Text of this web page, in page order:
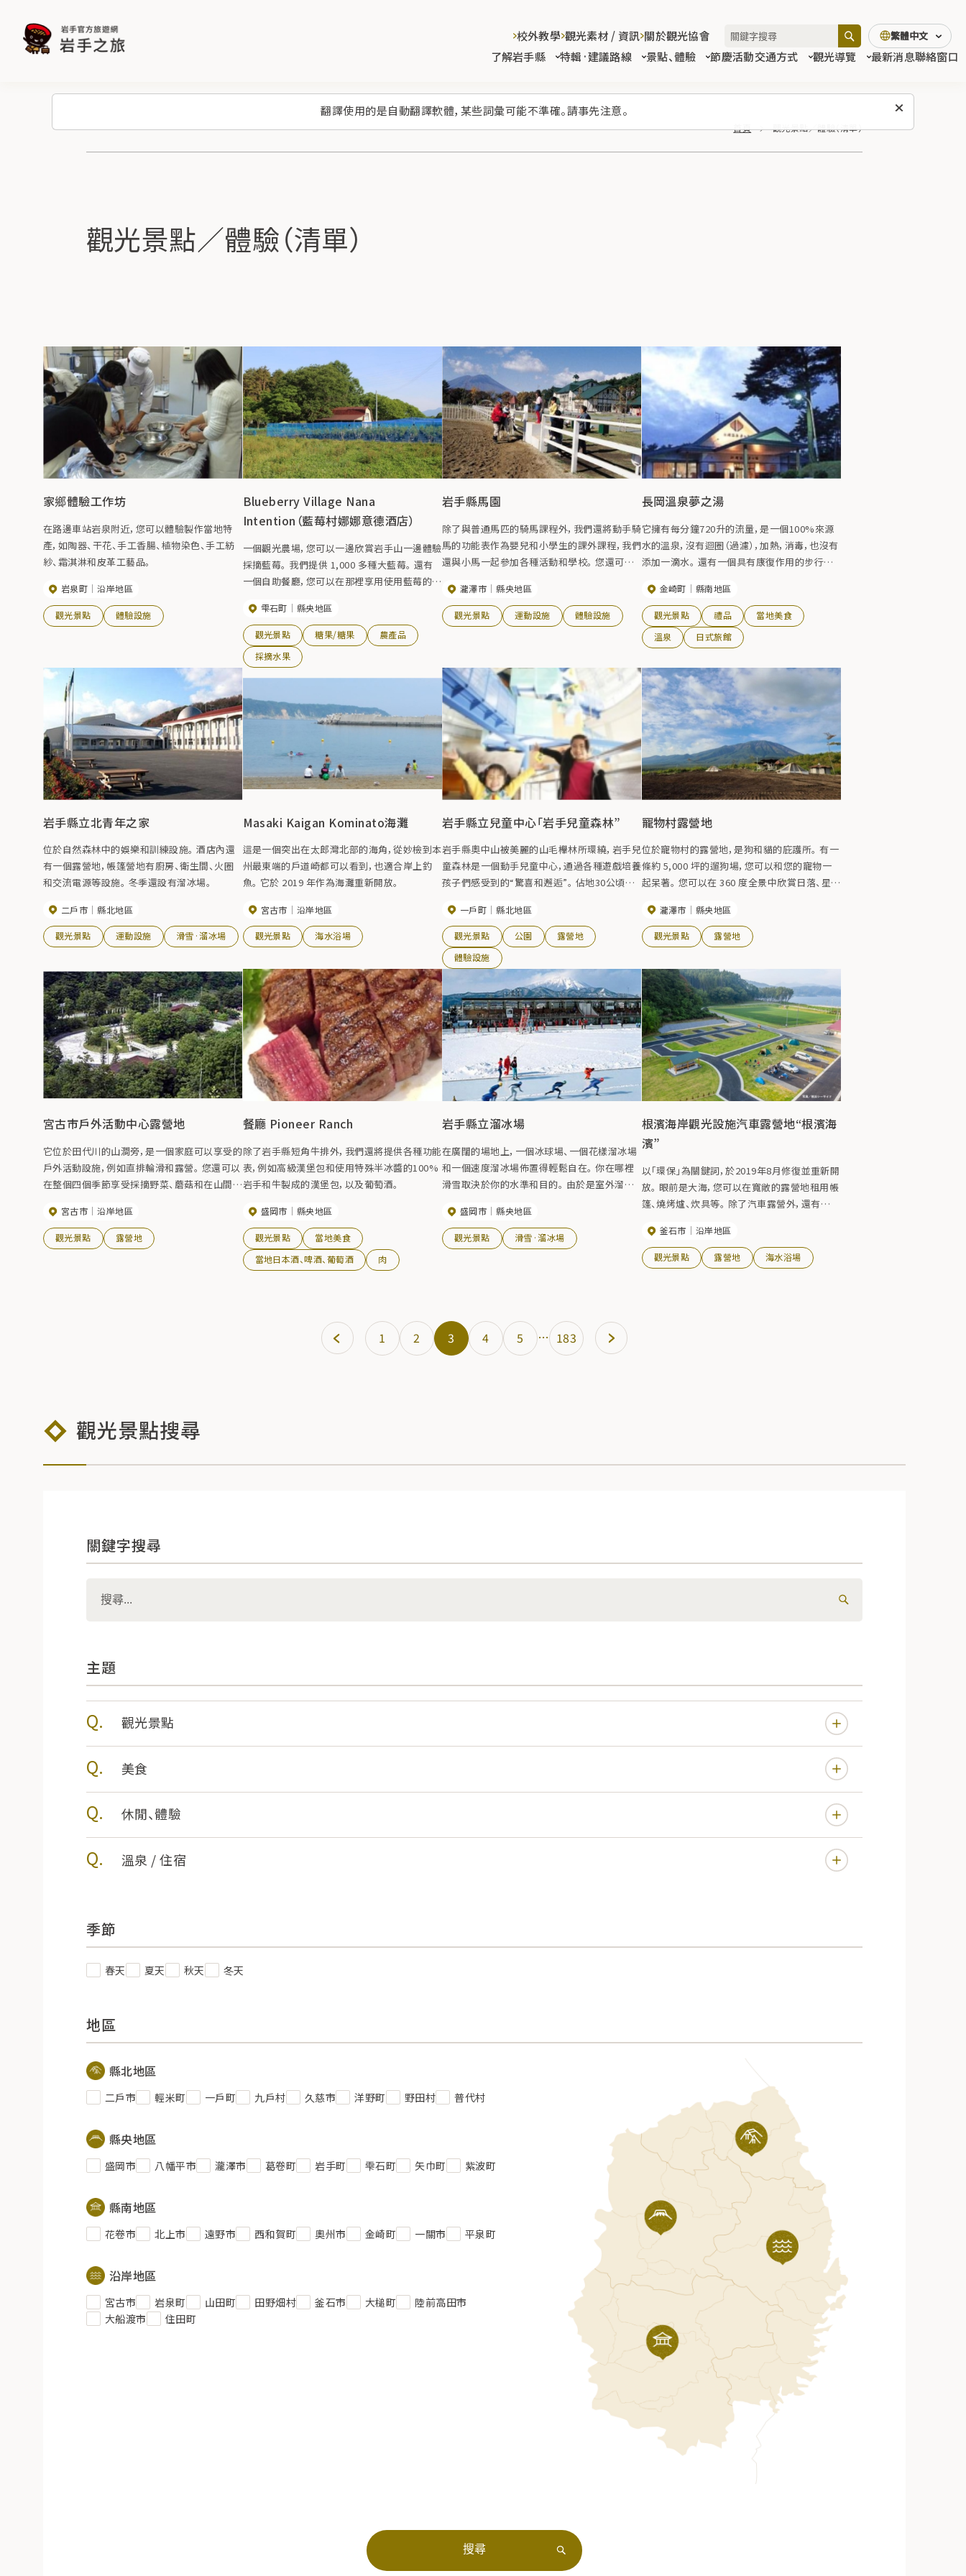
翻譯使用的是自動翻譯軟體，某些詞彙可能不準確。請事先注意。
了解岩手縣 特輯·建議路線 景點、體驗 節慶活動交通方式 觀光導覽 最新消息聯絡窗口
校外教學 觀光素材 / 資訊 關於觀光協會 繁體中文
首頁 觀光景點／體驗（清單）
觀光景點／體驗（清單）
家鄉體驗工作坊
在路邊車站岩泉附近，您可以體驗製作當地特
產，如陶器、干花、手工香腸、植物染色、手工紡
紗、霜淇淋和皮革工藝品。
岩泉町 沿岸地區
觀光景點 體驗設施
Blueberry Village Nana
Intention（藍莓村娜娜意德酒店）
一個觀光農場，您可以一邊欣賞岩手山一邊體驗
採摘藍莓。 我們提供 1,000 多種大藍莓。 還有
一個自助餐廳，您可以在那裡享用使用藍莓的甜
放鬆身心的美妙空間。 【2023年開業】7月3日
（週一）~9月上旬（暫定）
雫石町 縣央地區
觀光景點 糖果/糖果
農產品
採摘水果
岩手縣馬園
除了與普通馬匹的騎馬課程外，我們還將動手騎
馬的功能表作為嬰兒和小學生的課外課程，我們
還與小馬一起參加各種活動和學校。 您還可以
場和遊樂場設備，因此您可以享受散步的樂趣。
瀧澤市 縣央地區
觀光景點 運動設施 體驗設施
長岡溫泉夢之湯
它擁有每分鐘720升的流量，是一個100%來源
水的溫泉，沒有迴圈（過濾），加熱，消毒，也沒有
添加一滴水。 還有一個具有康復作用的步行浴
金崎町 縣南地區
觀光景點 禮品
當地美食
溫泉
日式旅館
岩手縣立北青年之家
位於自然森林中的娛樂和訓練設施。 酒店內還
有一個露營地，帳篷營地有廚房、衛生間、火圈
和交流電源等設施。 冬季還設有溜冰場。
二戶市 縣北地區
觀光景點 運動設施 滑雪·溜冰場
Masaki Kaigan Kominato海灘
這是一個突出在太郎灣北部的海角，從妙檢到本
州最東端的戶道崎都可以看到，也適合岸上釣
魚。 它於 2019 年作為海灘重新開放。
宮古市 沿岸地區
觀光景點 海水浴場
岩手縣立兒童中心「岩手兒童森林”
岩手縣奧中山被美麗的山毛櫸林所環繞，岩手兒
童森林是一個動手兒童中心，通過各種遊戲培養
孩子們感受到的“驚喜和邂逅”。 佔地30公頃的
House”等室內設施，以及全天候的篝火和戶外
設施，兒童和成人都可以在這裡放鬆身心，享受
輕鬆的時光。 此外，它還可用於住宿、會議、培訓
等。
一戶町 縣北地區
觀光景點 公園
露營地
體驗設施
寵物村露營地
位於寵物村的露營地，是狗和貓的庇護所。 有一
條約 5,000 坪的遛狗場，您可以和您的寵物一
起呆著。 您可以在 360 度全景中欣賞日落、星
正宗的石爐披薩工作坊“TSUMORI”，您還可以
在那裡享用正宗的羅馬披薩。 （週六和周日 11：
00~17：00 開放）
瀧澤市 縣央地區
觀光景點 露營地
宮古市戶外活動中心露營地
它位於田代川的山澗旁，是一個家庭可以享受的
戶外活動設施，例如直排輪滑和露營。 您還可以
在整個四個季節享受採摘野菜、蘑菇和在山間溪
市教育委員會終身學習課電話：0193-62-2111
宮古市 沿岸地區
觀光景點 露營地
餐廳 Pioneer Ranch
除了岩手縣短角牛排外，我們還將提供各種功能
表，例如高級漢堡包和使用特殊半冰醬的100%
岩手和牛製成的漢堡包，以及葡萄酒。
盛岡市 縣央地區
觀光景點
當地美食
當地日本酒、啤酒、葡萄酒
肉
岩手縣立溜冰場
在廣闊的場地上，一個冰球場、一個花樣溜冰場
和一個速度溜冰場佈置得輕鬆自在。 你在哪裡
滑雪取決於你的水準和目的。 由於是室外溜冰
盛岡市 縣央地區
觀光景點 滑雪·溜冰場
根濱海岸觀光設施汽車露營地“根濱海
濱”
以「環保」為關鍵詞，於2019年8月修復並重新開
放。 眼前是大海，您可以在寬敞的露營地租用帳
篷、燒烤爐、炊具等。 除了汽車露營外，還有
人到小孩，每個人都可以享受到。
釜石市 沿岸地區
觀光景點 露營地 海水浴場
1 2 3 4 5 … 183
觀光景點搜尋
關鍵字搜尋
主題
觀光景點
美食
休閒、體驗
溫泉 / 住宿
季節
春天 夏天 秋天 冬天
地區
縣北地區
二戶市 輕米町 一戶町 九戶村 久慈市 洋野町 野田村 普代村
縣央地區
盛岡市 八幡平市 瀧澤市 葛卷町 岩手町 雫石町 矢巾町 紫波町
縣南地區
花卷市 北上市 遠野市 西和賀町 奧州市 金崎町 一關市 平泉町
沿岸地區
宮古市 岩泉町 山田町 田野畑村 釜石市 大槌町
陸前高田市
大船渡市
住田町